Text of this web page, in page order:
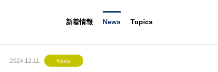
新着情報 News Topics
2024.12.11 News